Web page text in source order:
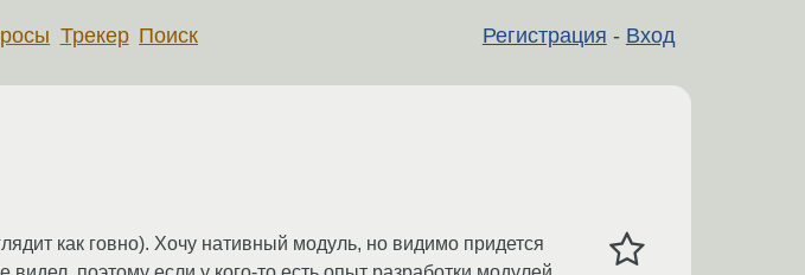
Регистрация - Вход
Трекер Поиск
как говно). Хочу нативный модуль, но видимо придется